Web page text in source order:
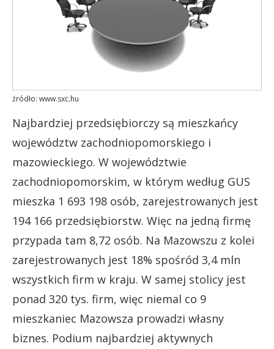
źródło: www.sxc.hu
Najbardziej przedsiębiorczy są mieszkańcy
województw zachodniopomorskiego i
mazowieckiego. W województwie
zachodniopomorskim, w którym według GUS
mieszka 1 693 198 osób, zarejestrowanych jest
194 166 przedsiębiorstw. Więc na jedną firmę
przypada tam 8,72 osób. Na Mazowszu z kolei
zarejestrowanych jest 18% spośród 3,4 mln
wszystkich firm w kraju. W samej stolicy jest
ponad 320 tys. firm, więc niemal co 9
mieszkaniec Mazowsza prowadzi własny
biznes. Podium najbardziej aktywnych